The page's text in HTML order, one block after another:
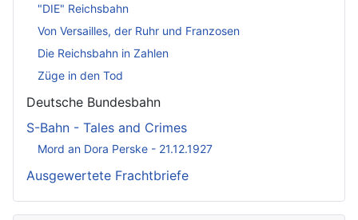
"DIE" Reichsbahn
Von Versailles, der Ruhr und Franzosen
Die Reichsbahn in Zahlen
Züge in den Tod
Deutsche Bundesbahn
S-Bahn - Tales and Crimes
Mord an Dora Perske - 21.12.1927
Ausgewertete Frachtbriefe